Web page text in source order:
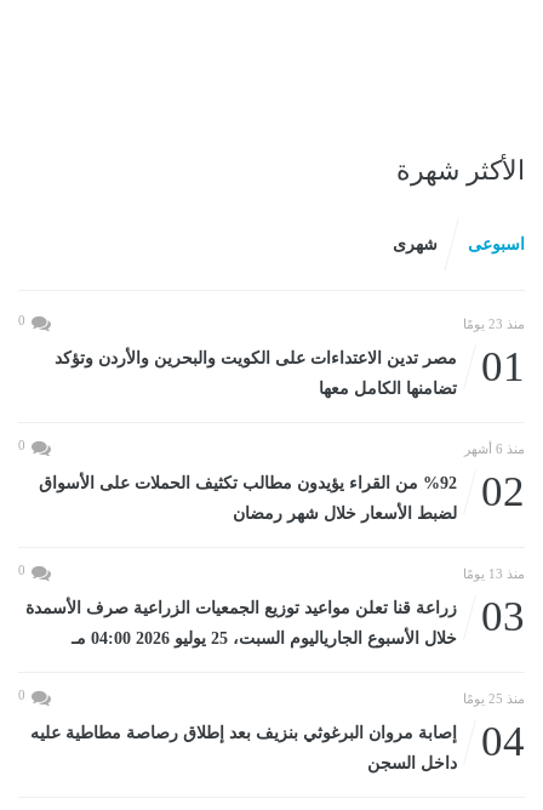
الأكثر شهرة
اسبوعى شهرى
منذ 23 يومًا 0
01
مصر تدين الاعتداءات على الكويت والبحرين والأردن وتؤكد
تضامنها الكامل معها
منذ 6 أشهر 0
02
%92 من القراء يؤيدون مطالب تكثيف الحملات على الأسواق
لضبط الأسعار خلال شهر رمضان
منذ 13 يومًا 0
03
زراعة قنا تعلن مواعيد توزيع الجمعيات الزراعية صرف الأسمدة
خلال الأسبوع الجارياليوم السبت، 25 يوليو 2026 04:00 مـ
منذ 25 يومًا 0
04
إصابة مروان البرغوثي بنزيف بعد إطلاق رصاصة مطاطية عليه
داخل السجن